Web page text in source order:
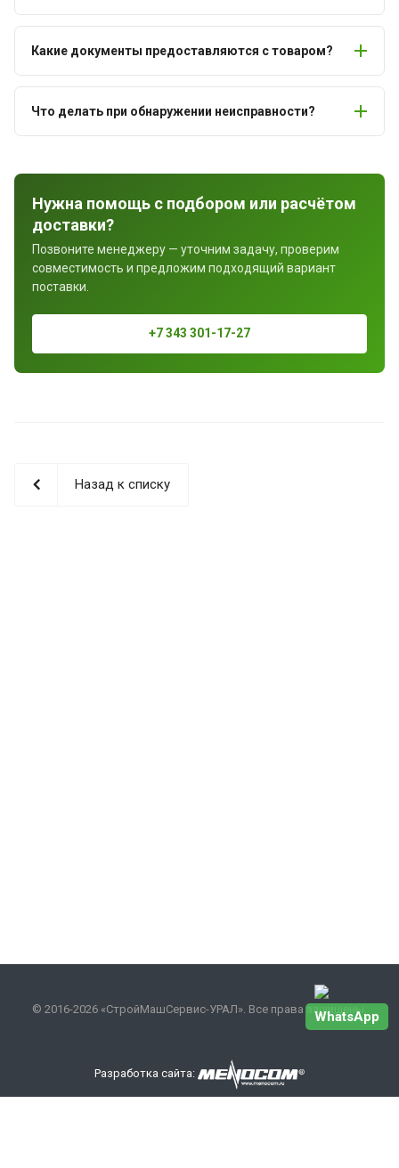
Какие документы предоставляются с товаром?
Что делать при обнаружении неисправности?
Нужна помощь с подбором или расчётом
доставки?
Позвоните менеджеру — уточним задачу, проверим
совместимость и предложим подходящий вариант
поставки.
+7 343 301-17-27
Назад к списку
© 2016-2026 «СтройМашСервис-УРАЛ». Все права защищены.
Разработка сайта:
WhatsApp